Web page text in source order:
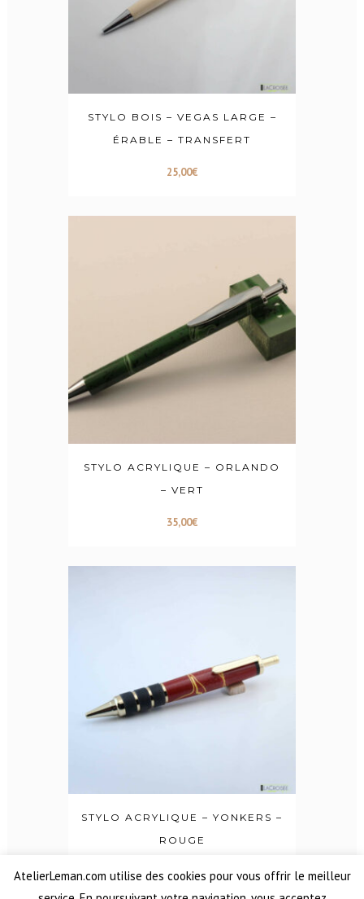
STYLO BOIS – VEGAS LARGE –
ÉRABLE – TRANSFERT
25,00€
STYLO ACRYLIQUE – ORLANDO
– VERT
35,00€
STYLO ACRYLIQUE – YONKERS –
ROUGE
39,00€
AtelierLeman.com utilise des cookies pour vous offrir le meilleur